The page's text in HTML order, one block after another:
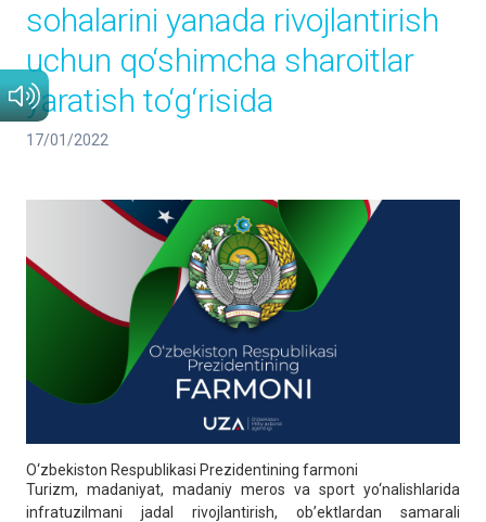
sohalarini yanada rivojlantirish
uchun qo‘shimcha sharoitlar
yaratish to‘g‘risida
17/01/2022
O‘zbekiston Respublikasi Prezidentining farmoni
Turizm, madaniyat, madaniy meros va sport yo‘nalishlarida
infratuzilmani jadal rivojlantirish, ob’ektlardan samarali